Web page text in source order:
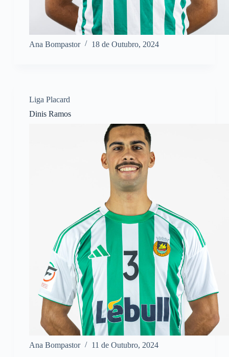
Ana Bompastor 18 de Outubro, 2024
Liga Placard
Dinis Ramos
Ana Bompastor 11 de Outubro, 2024